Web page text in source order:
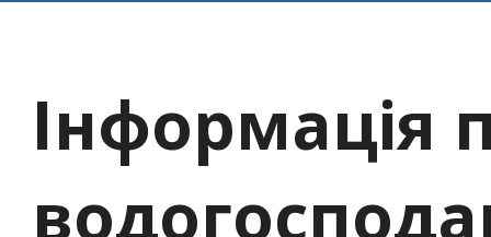
Інформація